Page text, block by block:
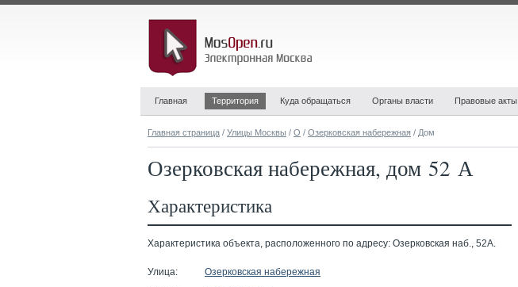
Главная Территория Куда обращаться Органы власти Правовые акты
Главная страница / Улицы Москвы / О / Озерковская набережная / Дом
Озерковская набережная, дом 52 А
Характеристика
Характеристика объекта, расположенного по адресу: Озерковская наб., 52А.
Улица:
Озерковская набережная